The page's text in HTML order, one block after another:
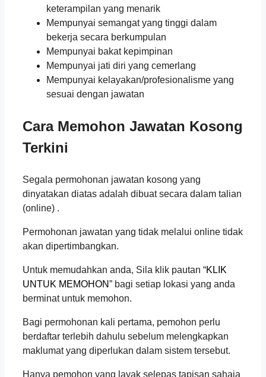
keterampilan yang menarik
Mempunyai semangat yang tinggi dalam
bekerja secara berkumpulan
Mempunyai bakat kepimpinan
Mempunyai jati diri yang cemerlang
Mempunyai kelayakan/profesionalisme yang
sesuai dengan jawatan
Cara Memohon Jawatan Kosong
Terkini
Segala permohonan jawatan kosong yang
dinyatakan diatas adalah dibuat secara dalam talian
(online) .
Permohonan jawatan yang tidak melalui online tidak
akan dipertimbangkan.
Untuk memudahkan anda, Sila klik pautan “KLIK
UNTUK MEMOHON” bagi setiap lokasi yang anda
berminat untuk memohon.
Bagi permohonan kali pertama, pemohon perlu
berdaftar terlebih dahulu sebelum melengkapkan
maklumat yang diperlukan dalam sistem tersebut.
Hanya pemohon yang layak selepas tapisan sahaja